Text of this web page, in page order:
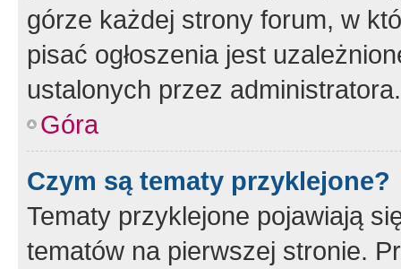
górze każdej strony forum, w
pisać ogłoszenia jest
ustalonych przez administratora.
Góra
Czym są tematy przyklejone?
Tematy przyklejone pojawiają
tematów na pierwszej stronie.